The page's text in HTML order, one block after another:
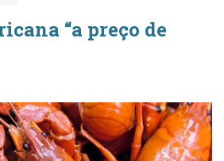
“a preço de